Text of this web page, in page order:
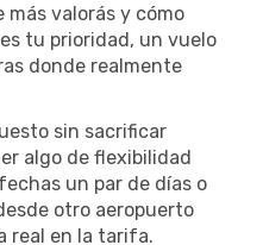
valorás y cómo
tu prioridad, un vuelo
donde realmente
sin sacrificar
algo de flexibilidad
un par de días o
otro aeropuerto
real en la tarifa.